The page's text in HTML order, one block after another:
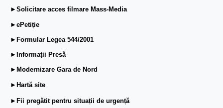
►Solicitare acces filmare Mass-Media
►ePetiție
►Formular Legea 544/2001
►Informații Presă
►Modernizare Gara de Nord
►Hartă site
►Fii pregătit pentru situații de urgență